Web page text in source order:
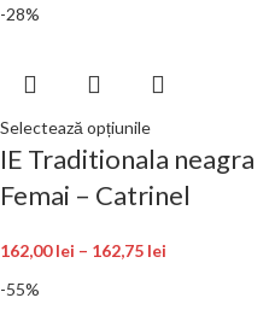
-28%
Selectează opțiunile
IE Traditionala neagra
Femai – Catrinel
162,00lei – 162,75 lei
-55%